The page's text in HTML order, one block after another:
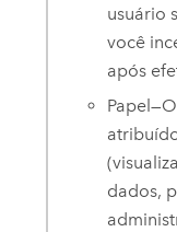
usuário
você
após
dados,